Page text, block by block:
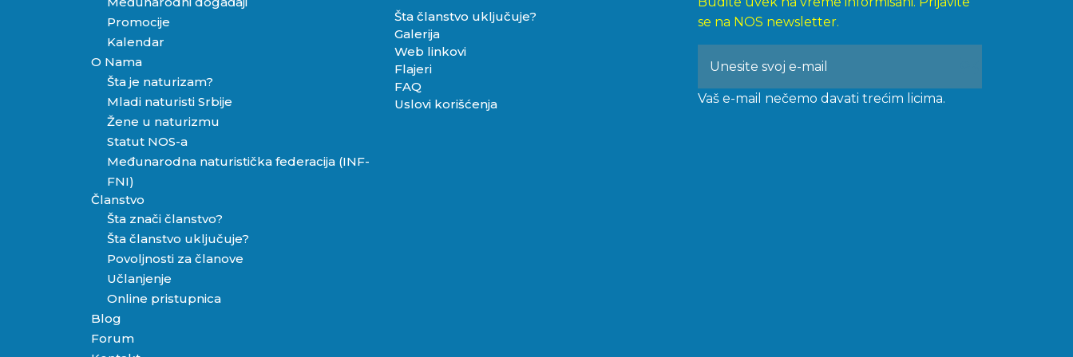
Promocije
Kalendar
O Nama
Šta je naturizam?
Mladi naturisti Srbije
Žene u naturizmu
Statut NOS-a
Međunarodna naturistička federacija (INF-
FNI)
Članstvo
Šta znači članstvo?
Šta članstvo uključuje?
Povoljnosti za članove
Učlanjenje
Online pristupnica
Blog
Forum
Šta članstvo uključuje?
Galerija
Web linkovi
Flajeri
FAQ
Uslovi korišćenja
se na NOS newsletter.
Vaš e-mail nečemo davati trećim licima.